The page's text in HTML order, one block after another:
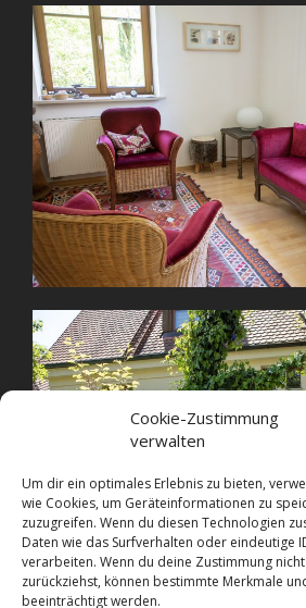
Cookie-Zustimmung
verwalten
Um dir ein optimales Erlebnis zu bieten,
wie Cookies, um Geräteinformationen zu
zuzugreifen. Wenn du diesen Technologien
Daten wie das Surfverhalten oder eindeutige
verarbeiten. Wenn du deine Zustimmung
zurückziehst, können bestimmte Merkmale
beeinträchtigt werden.